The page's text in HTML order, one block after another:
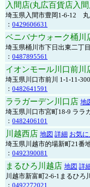
入間店(丸広百貨店入
埼玉県入間市豊岡1-6-12
： 0429606631
ベニバナウォーク桶川
埼玉県桶川市下日出東二丁
： 0487895561
イオンモール川口前川
埼玉県川口市前川 1-1-11-
： 0482641591
ララガーデン川口店 地
埼玉県川口市宮町18-9 ララ
： 0482406101
川越西店 地図 詳細 お気
埼玉県川越市的場新町21番
： 0492390081
まるひろ川越店 地図 詳
川越市新富町2-6-1まるひろ
： 0492272021